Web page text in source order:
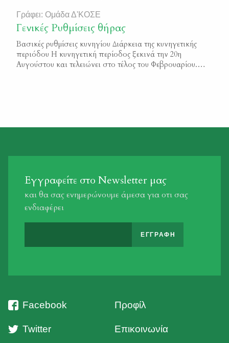
Συνομοσπονδίας Ελλάδος, κ. Γιώργος Αραμπατζής, και
ο Πρόεδρος της Κυνηγετικής Ομοσπονδίας Στερεάς
Ελλάδος, κ. Νίκος Σταθόπουλος, με επίκεντρο τον
θεσμικό ρόλο των Κυνηγετικών Οργανώσεων και τη
συμμετοχή τους στον διάλογο για […]
Γράφει: Ομάδα Δ'ΚΟΣΕ
Γενικές Ρυθμίσεις θήρας
Βασικές ρυθμίσεις κυνηγίου Διάρκεια της κυνηγετικής
περιόδου Η κυνηγετική περίοδος ξεκινά την 20η
Αυγούστου και τελειώνει στο τέλος του Φεβρουαρίου.
Εγγραφείτε στο Newsletter μας
και θα σας ενημερώνουμε άμεσα για οτι σας
ενδιαφέρει
Facebook
Twitter
Προφίλ
Επικοινωνία